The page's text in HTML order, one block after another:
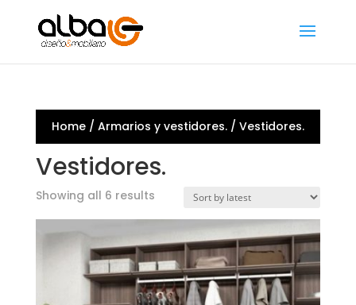
Home/ Armarios y vestidores./ Vestidores.
Vestidores.
Showing all 6 results